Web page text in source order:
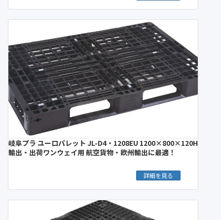
岐阜プラ ユーロパレット JL-D4・1208EU 1200×800×120H
輸出・出荷ワンウェイ用 航空貨物・欧州輸出に最適！
詳細を見る